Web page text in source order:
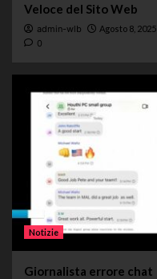
Veloce del Sito Web
admin-wlb Agosto 8, 2025
0
Notizie
Giornalista errore chat